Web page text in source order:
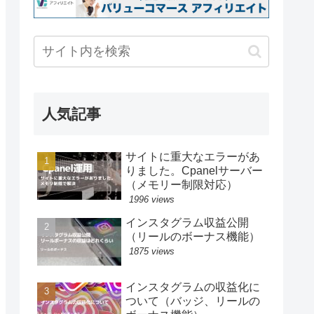
人気記事
サイトに重大なエラーがあ
りました。Cpanelサーバー
（メモリー制限対応）
1996 views
インスタグラム収益公開
（リールのボーナス機能）
1875 views
インスタグラムの収益化に
ついて（バッジ、リールの